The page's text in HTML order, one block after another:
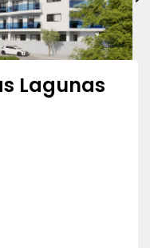
Lagunas